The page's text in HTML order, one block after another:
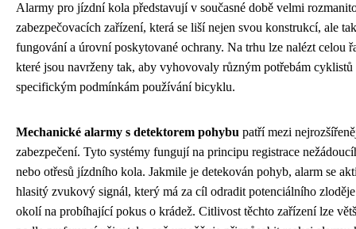
Alarmy pro jízdní kola představují v současné době velmi
zabezpečovacích zařízení, která se liší nejen svou konstrukcí, ale
fungování a úrovní poskytované ochrany. Na trhu lze nalézt celou
které jsou navrženy tak, aby vyhovovaly různým potřebám
specifickým podmínkám používání bicyklu.
Mechanické alarmy s detektorem pohybu patří mezi
zabezpečení. Tyto systémy fungují na principu registrace
nebo otřesů jízdního kola. Jakmile je detekován pohyb, alarm se
hlasitý zvukový signál, který má za cíl odradit potenciálního
okolí na probíhající pokus o krádež. Citlivost těchto zařízení lze